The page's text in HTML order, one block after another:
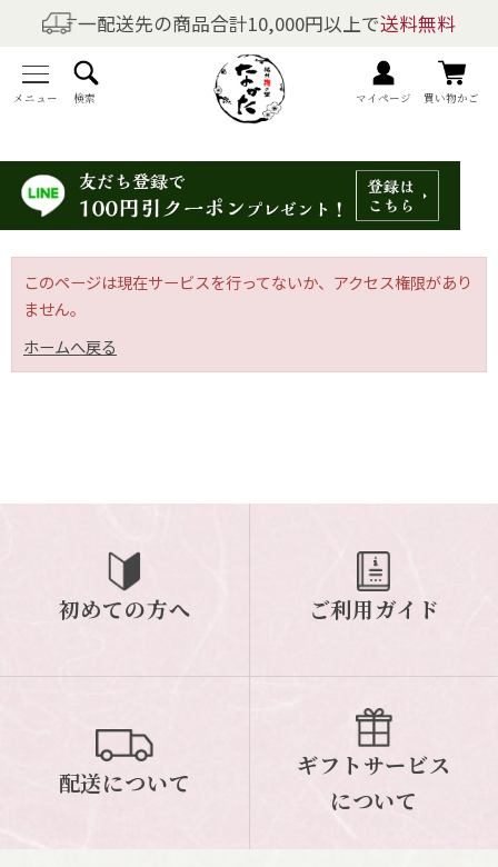
一配送先の商品合計10,000円以上で送料無料
メニュー 検索 マイページ 買い物かご
商品を探す
全商品一覧
梅干しの商品一覧
梅酒の商品一覧
梅製品・その他の商品一覧
メニュー
初めての方へ ご利用ガイド
配送について ギフトサービス
お問い合わせ
0120-12-2486
このページは現在サービスを行ってないか、アクセス権限があり
ません。
ホームへ戻る
初めての方へ ご利用ガイド
配送について
ギフトサービス
について